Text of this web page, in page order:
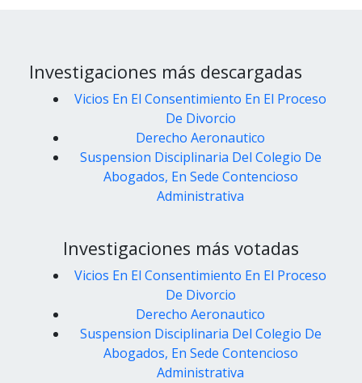
Investigaciones más descargadas
Vicios En El Consentimiento En El Proceso
De Divorcio
Derecho Aeronautico
Suspension Disciplinaria Del Colegio De
Abogados, En Sede Contencioso
Administrativa
Investigaciones más votadas
Vicios En El Consentimiento En El Proceso
De Divorcio
Derecho Aeronautico
Suspension Disciplinaria Del Colegio De
Abogados, En Sede Contencioso
Administrativa